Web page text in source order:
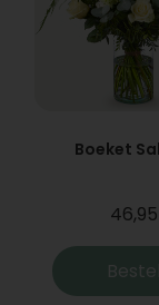
Boeket
46,95
Bestel